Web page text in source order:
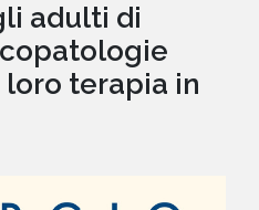
adulti di
terapia in